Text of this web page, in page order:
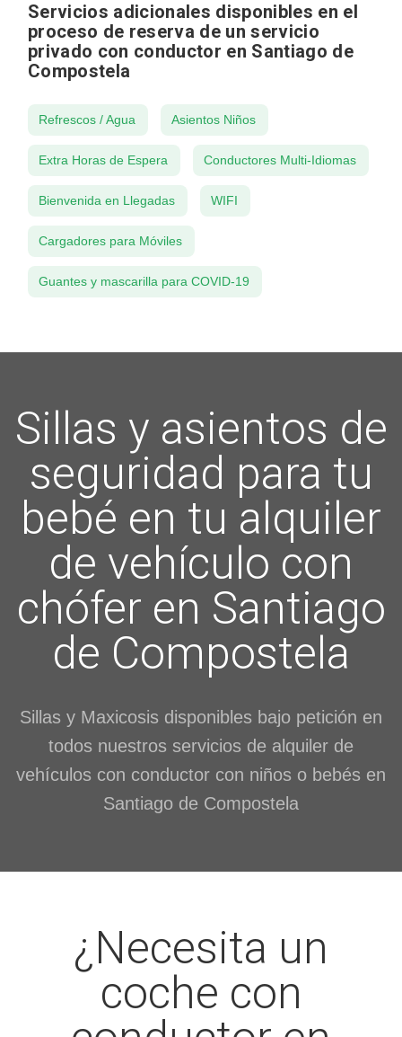
Servicios adicionales disponibles en el
proceso de reserva de un servicio
privado con conductor en Santiago de
Compostela
Refrescos / Agua Asientos Niños
Extra Horas de Espera Conductores Multi-Idiomas
Bienvenida en Llegadas WIFI
Cargadores para Móviles
Guantes y mascarilla para COVID-19
Sillas y asientos de
seguridad para tu
bebé en tu alquiler
de vehículo con
chófer en Santiago
de Compostela
Sillas y Maxicosis disponibles bajo petición en
todos nuestros servicios de alquiler de
vehículos con conductor con niños o bebés en
Santiago de Compostela
¿Necesita un
coche con